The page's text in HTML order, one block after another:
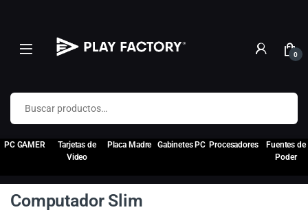
0
Buscar por:
PC GAMER
Tarjetas de
Video
Placa Madre Gabinetes PC Procesadores
Fuentes de
Poder
Computador Slim